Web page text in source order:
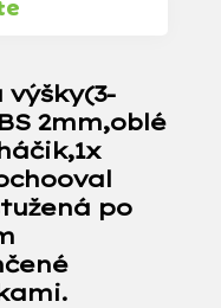
2mm,oblé
po